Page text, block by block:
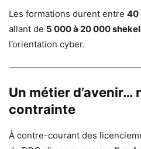
Les formations durent entre 40
allant de 5 000 à 20 000
l’orientation cyber.
Un métier d’avenir…
contrainte
À contre-courant des